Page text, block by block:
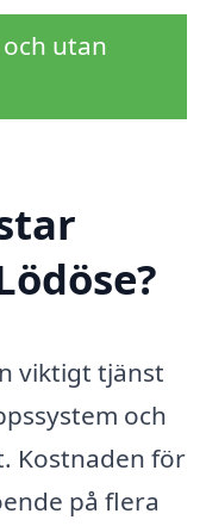
utan
viktigt tjänst
och
Kostnaden för
på flera